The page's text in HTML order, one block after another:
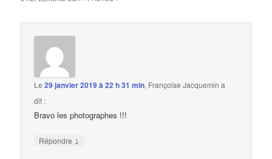
Le29 janvier 2019 à 22 h 31 min, Françoise Jacquemin a
dit :
Bravo les photographes !!!
Répondre ↓